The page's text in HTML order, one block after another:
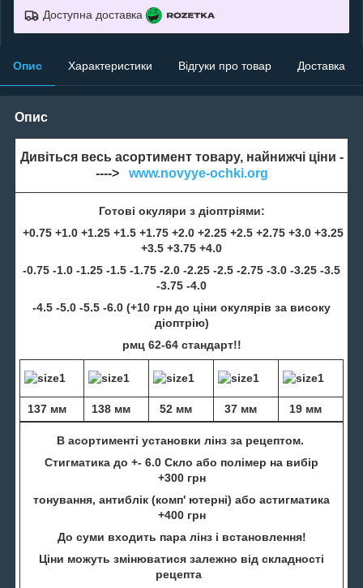
Доступна доставка
Опис Характеристики Відгуки про товар Доставка
Опис
Дивіться весь асортимент товару, найнижчі ціни -
----> www.novyye-ochki.org
Готові окуляри з діоптріями:
+0.75 +1.0 +1.25 +1.5 +1.75 +2.0 +2.25 +2.5 +2.75 +3.0 +3.25
+3.5 +3.75 +4.0
-0.75 -1.0 -1.25 -1.5 -1.75 -2.0 -2.25 -2.5 -2.75 -3.0 -3.25 -3.5
-3.75 -4.0
-4.5 -5.0 -5.5 -6.0 (+10 грн до ціни окулярів за високу
діоптрію)
рмц 62-64 стандарт!!
137 мм 138 мм 52 мм 37 мм 19 мм
В асортименті установки лінз за рецептом.
Стигматика до +- 6.0 Скло або полімер на вибір
+300 грн
тонування, антиблік (комп' ютерні) або астигматика
+400 грн
До суми входить пара лінз і встановлення!
Ціни можуть змінюватися залежно від складності
рецепта